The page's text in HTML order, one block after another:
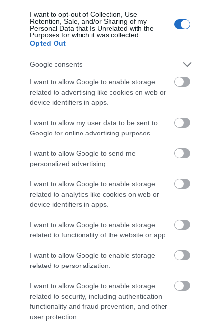
I want to opt-out of Collection, Use,
Retention, Sale, and/or Sharing of my
Personal Data that Is Unrelated with the
Purposes for which it was collected.
Opted Out
Google consents
I want to allow Google to enable storage
related to advertising like cookies on web or
device identifiers in apps.
I want to allow my user data to be sent to
Google for online advertising purposes.
I want to allow Google to send me
personalized advertising.
I want to allow Google to enable storage
related to analytics like cookies on web or
device identifiers in apps.
I want to allow Google to enable storage
related to functionality of the website or app.
I want to allow Google to enable storage
related to personalization.
I want to allow Google to enable storage
related to security, including authentication
functionality and fraud prevention, and other
user protection.
Messengeren
Itt állíthatod be
glamour.hu cikkeit
GLAMOUR WOMEN OF THE YEAR
GLAMOUR WOMEN OF THE YEAR GLAMOUR
Kövesd a Glamour cikkeit a